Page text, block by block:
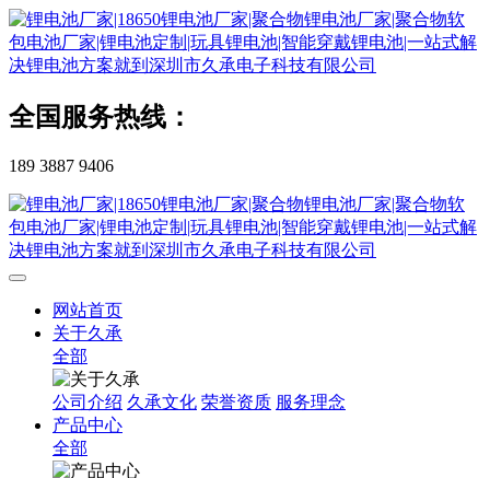
全国服务热线：
189 3887 9406
网站首页
关于久承
全部
公司介绍 久承文化 荣誉资质 服务理念
产品中心
全部